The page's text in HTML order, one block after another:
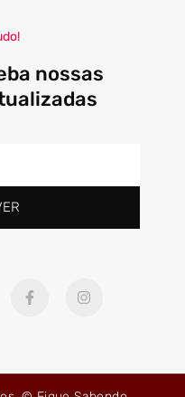
nossas
a
o
n
r